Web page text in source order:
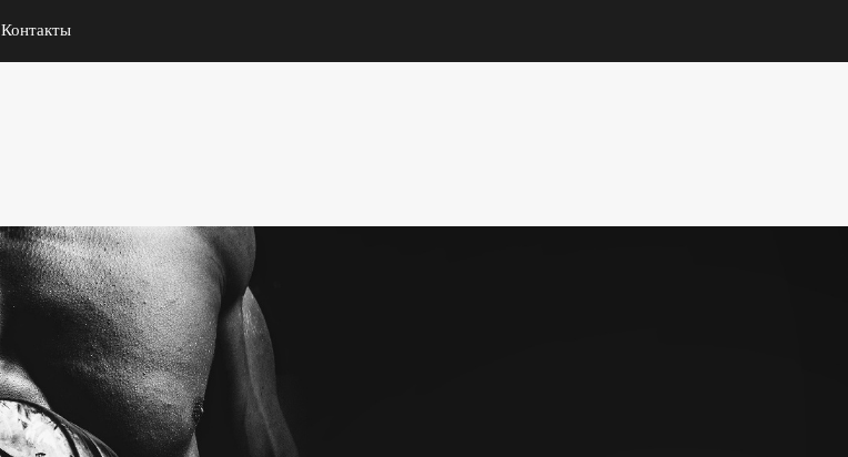
Контакты